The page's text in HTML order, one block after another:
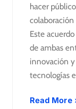
hacer
colaboración
Este
de ambas
innovación
tecnologías
Read More